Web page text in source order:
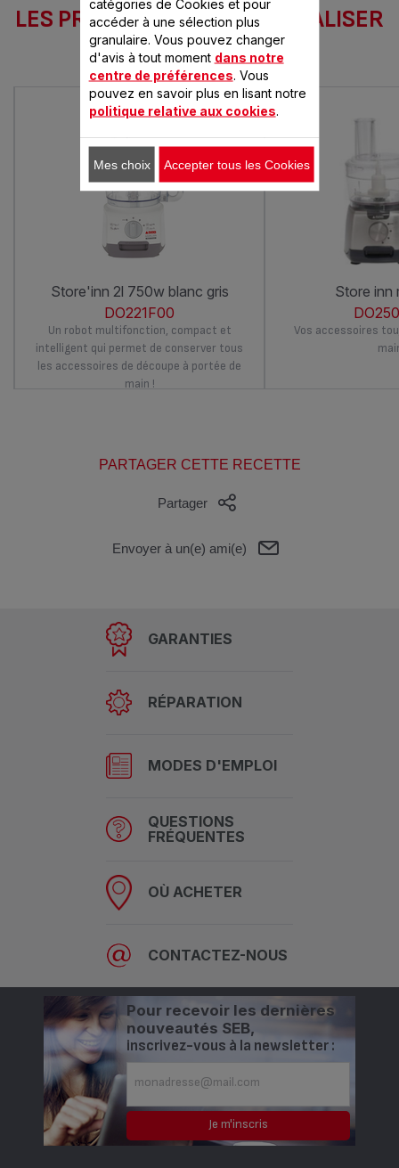
LES PRODUITS SEB POUR RÉALISER
CETTE RECETTE
store'inn 2l 750w blanc gris
DO221F00
Un robot multifonction, compact et
intelligent qui permet de conserver tous
les accessoires de découpe à portée de
main !
store
Vos accessoires
PARTAGER CETTE RECETTE
Partager
Envoyer à un(e) ami(e)
GARANTIES
RÉPARATION
MODES D'EMPLOI
QUESTIONS
FRÉQUENTES
OÙ ACHETER
CONTACTEZ-NOUS
Pour recevoir les dernières
nouveautés SEB,
inscrivez-vous à la newsletter :
catégories de Cookies et pour
accéder à une sélection plus
granulaire. Vous pouvez changer
d'avis à tout moment dans notre
centre de préférences . Vous
pouvez en savoir plus en lisant notre
politique relative aux cookies
Mes choix Accepter tous les Cookies